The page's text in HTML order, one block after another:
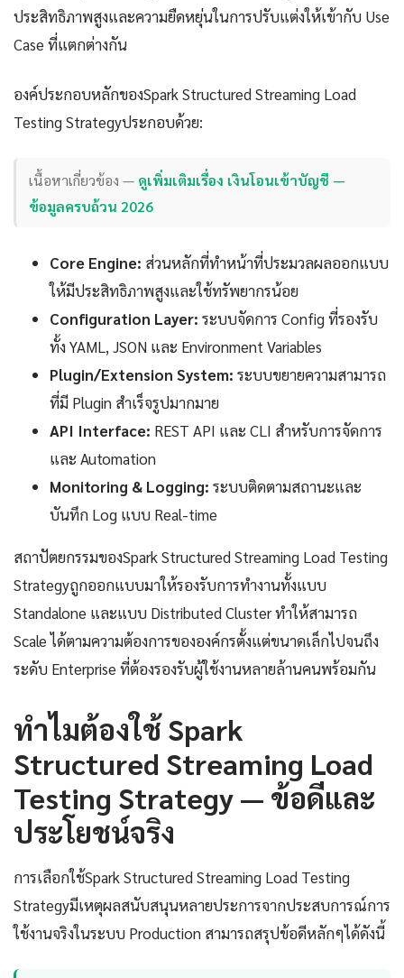
ประสิทธิภาพสูงและความยืดหยุ่นในการปรับแต่งให้เข้ากับ Use
Case ที่แตกต่างกัน
องค์ประกอบหลักของSpark Structured Streaming Load
Testing Strategyประกอบด้วย:
เนื้อหาเกี่ยวข้อง — ดูเพิ่มเติมเรื่อง เงินโอนเข้าบัญชี —
ข้อมูลครบถ้วน 2026
Core Engine: ส่วนหลักที่ทำหน้าที่ประมวลผลออกแบบ
ให้มีประสิทธิภาพสูงและใช้ทรัพยากรน้อย
Configuration Layer: ระบบจัดการ Config ที่รองรับ
ทั้ง YAML, JSON และ Environment Variables
Plugin/Extension System: ระบบขยายความสามารถ
ที่มี Plugin สำเร็จรูปมากมาย
API Interface: REST API และ CLI สำหรับการจัดการ
และ Automation
Monitoring & Logging: ระบบติดตามสถานะและ
บันทึก Log แบบ Real-time
สถาปัตยกรรมของSpark Structured Streaming Load Testing
Strategyถูกออกแบบมาให้รองรับการทำงานทั้งแบบ
Standalone และแบบ Distributed Cluster ทำให้สามารถ
Scale ได้ตามความต้องการขององค์กรตั้งแต่ขนาดเล็กไปจนถึง
ระดับ Enterprise ที่ต้องรองรับผู้ใช้งานหลายล้านคนพร้อมกัน
ทำไมต้องใช้ Spark
Structured Streaming Load
Testing Strategy — ข้อดีและ
ประโยชน์จริง
การเลือกใช้Spark Structured Streaming Load Testing
Strategyมีเหตุผลสนับสนุนหลายประการจากประสบการณ์การ
ใช้งานจริงในระบบ Production สามารถสรุปข้อดีหลักๆได้ดังนี้